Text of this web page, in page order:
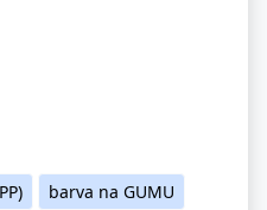
barva na GUMU